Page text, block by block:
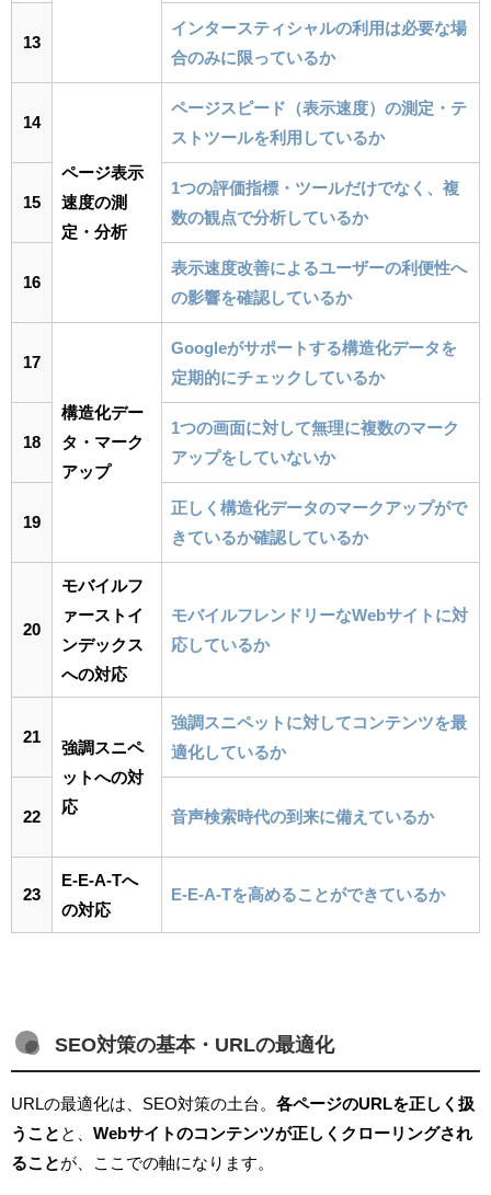
13
インタースティシャルの利用は必要な場
合のみに限っているか
14
ページ表示
速度の測
定・分析
ページスピード（表示速度）の測定・テ
ストツールを利用しているか
15
1つの評価指標・ツールだけでなく、複
数の観点で分析しているか
16
表示速度改善によるユーザーの利便性へ
の影響を確認しているか
17
構造化デー
タ・マーク
アップ
Googleがサポートする構造化データを
定期的にチェックしているか
18
1つの画面に対して無理に複数のマーク
アップをしていないか
19
正しく構造化データのマークアップがで
きているか確認しているか
20
モバイルフ
ァーストイ
ンデックス
への対応
モバイルフレンドリーなWebサイトに対
応しているか
21
強調スニペ
ットへの対
応
強調スニペットに対してコンテンツを最
適化しているか
22 音声検索時代の到来に備えているか
23
E-E-A-Tへ
の対応
E-E-A-Tを高めることができているか
SEO対策の基本・URLの最適化
URLの最適化は、SEO対策の土台。 各ページのURLを正しく扱
うこと と、 Webサイトのコンテンツが正しくクローリングされ
ること が、ここでの軸になります。